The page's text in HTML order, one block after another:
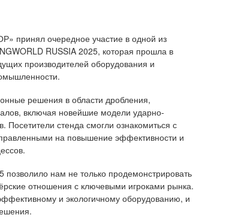
принял очередное участие в одной из
RUSSIA 2025, которая прошла в
производителей оборудования и
решения в области дробления,
включая новейшие модели ударно-
стенда смогли ознакомиться с
на повышение эффективности и
позволило нам не только продемонстрировать
отношения с ключевыми игроками рынка.
и экологичному оборудованию, и